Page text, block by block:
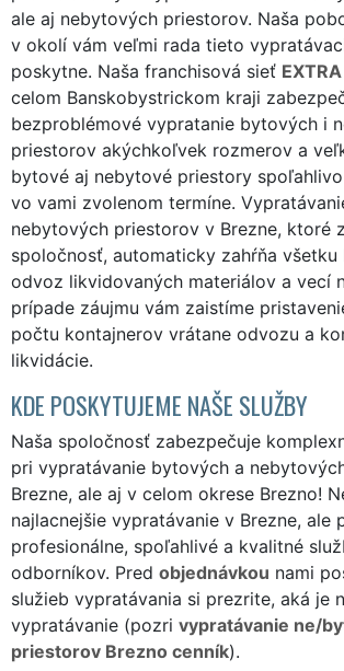
ale aj nebytových priestorov. Naša
v okolí vám veľmi rada tieto
poskytne. Naša franchisová sieť
celom Banskobystrickom kraji
bezproblémové vypratanie bytových i
priestorov akýchkoľvek rozmerov a
bytové aj nebytové priestory
vo vami zvolenom termíne.
nebytových priestorov v Brezne, ktoré
spoločnosť, automaticky zahŕňa všetku
odvoz likvidovaných materiálov a vecí
prípade záujmu vám zaistíme
počtu kontajnerov vrátane odvozu a
likvidácie.
KDE POSKYTUJEME NAŠE SLUŽBY
Naša spoločnosť zabezpečuje
pri vypratávanie bytových a
Brezne, ale aj v celom okrese Brezno!
najlacnejšie vypratávanie v Brezne, ale
profesionálne, spoľahlivé a kvalitné
odborníkov. Pred objednávkou nami
služieb vypratávania si prezrite, aká je
vypratávanie (pozri vypratávanie ne/
priestorov Brezno cenník).